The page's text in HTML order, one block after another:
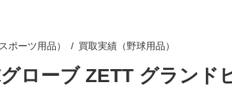
ポーツ用品） 買取実績（野球用品）
ローブ ZETT グランド